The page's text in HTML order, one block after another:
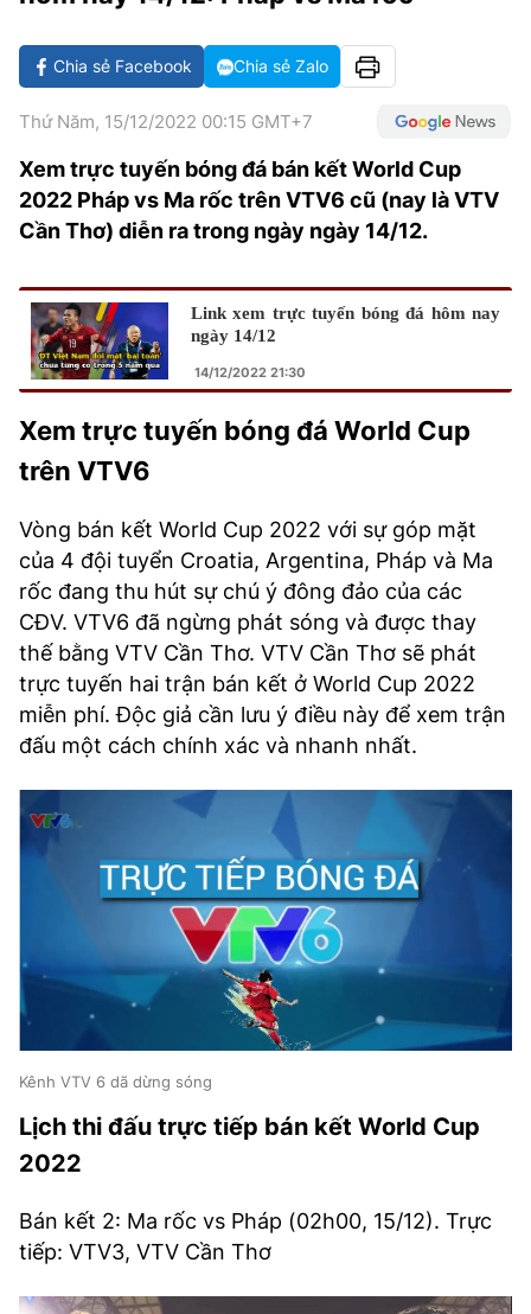
GOLF
CÁC CÚP CHÂU ÂU
BẢNG XẾP HẠNG
VĂN HÓA
GIẢI TRÍ
DIỄN ĐÀN
CÔNG NGHIỆP VĂN HÓA
NHỊP ĐẬP SỨC KHỎE
X-QUANG TIN ĐỒN
VIẾT LẠI ƯỚC MƠ
GIẢI TRÍ
PHIM
ÂM NHẠC
KBIZ
DU LỊCH
TIN TỨC
ĐIỂM ĐẾN
ẨM THỰC
TƯ VẤN
THẾ GIỚI SAO
HIGHTECH
BẠN CẦN BIẾT
INFOGRAPHIC
TRA CỨU PHƯỜNG XÃ
CỐNG HIẾN
BÙI XUÂN PHÁI
TIỆN ÍCH
LIÊN HỆ QUẢNG CÁO
Hotline: 0981.119.189
Điện thoại: 024.38254756
Chia sẻ Facebook Chia sẻ Zalo
Thứ Năm, 15/12/2022 00:15 GMT+7
Xem trực tuyến bóng đá bán kết World Cup
2022 Pháp vs Ma rốc trên VTV6 cũ (nay là VTV
Cần Thơ) diễn ra trong ngày ngày 14/12.
Link xem trực tuyến bóng đá hôm nay
ngày 14/12
14/12/2022 21:30
Xem trực tuyến bóng đá World Cup
trên VTV6
Vòng bán kết World Cup 2022 với sự góp mặt
của 4 đội tuyển Croatia, Argentina, Pháp và Ma
rốc đang thu hút sự chú ý đông đảo của các
CĐV. VTV6 đã ngừng phát sóng và được thay
thế bằng VTV Cần Thơ. VTV Cần Thơ sẽ phát
trực tuyến hai trận bán kết ở World Cup 2022
miễn phí. Độc giả cần lưu ý điều này để xem trận
đấu một cách chính xác và nhanh nhất.
Kênh VTV 6 dã dừng sóng
Lịch thi đấu trực tiếp bán kết World Cup
2022
Bán kết 2: Ma rốc vs Pháp (02h00, 15/12). Trực
tiếp: VTV3, VTV Cần Thơ